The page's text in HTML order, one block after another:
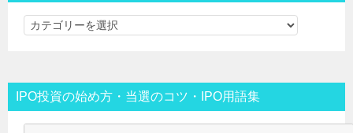
カ
リ
ー
▼
IPO投資の始め方・当選のコツ・IPO用語集